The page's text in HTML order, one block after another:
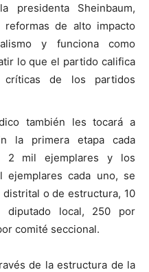
presidenta Sheinbaum,
de alto impacto
y funciona como
lo que el partido califica
críticas de los partidos
también les tocará a
la primera etapa cada
2 mil ejemplares y los
ejemplares cada uno, se
o de estructura, 10
local, 250 por
comité seccional.
de la estructura de la